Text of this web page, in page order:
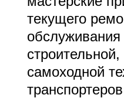
текущего
самоходной